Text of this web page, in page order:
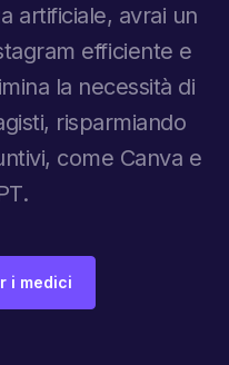
artificiale, avrai un
efficiente e
la necessità di
risparmiando
come Canva e
i medici